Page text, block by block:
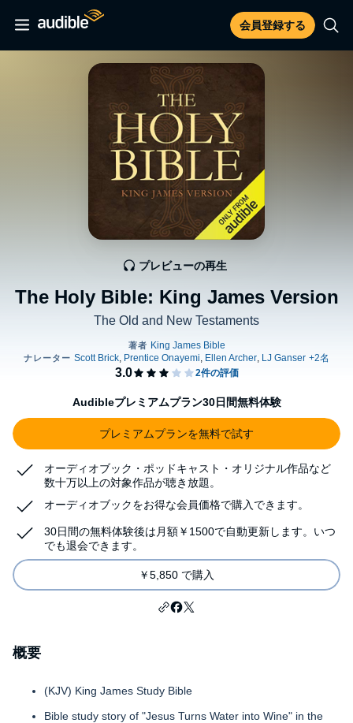
会員登録する
The Holy Bible: King James Version
The Old and New Testaments
プレビューの再生
Audibleプレミアムプラン30日間無料体験
プレミアムプランを無料で試す
オーディオブック・ポッドキャスト・オリジナル作品など
数十万以上の対象作品が聴き放題。
オーディオブックをお得な会員価格で購入できます。
30日間の無料体験後は月額￥1500で自動更新します。いつ
でも退会できます。
￥5,850 で購入
概要
(KJV) King James Study Bible
Bible study story of "Jesus Turns Water into Wine" in the